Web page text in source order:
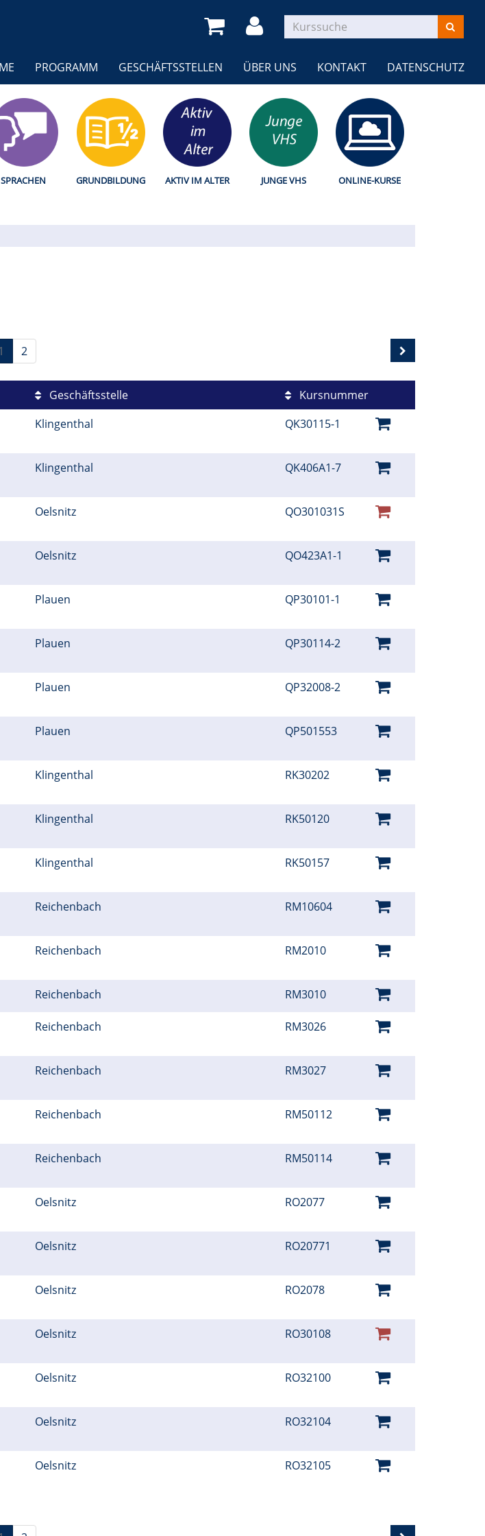
PROGRAMM GESCHÄFTSSTELLEN ÜBER UNS KONTAKT DATENSCHUTZ
SPRACHEN GRUNDBILDUNG AKTIV IM ALTER JUNGE VHS ONLINE-KURSE
2
Geschäftsstelle
Kursnummer
Klingenthal QK30115-1
Klingenthal QK406A1-7
Oelsnitz QO301031S
Oelsnitz QO423A1-1
Plauen QP30101-1
Plauen QP30114-2
Plauen QP32008-2
Plauen QP501553
Klingenthal RK30202
Klingenthal RK50120
Klingenthal RK50157
Reichenbach RM10604
Reichenbach RM2010
Reichenbach RM3010
Reichenbach RM3026
Reichenbach RM3027
Reichenbach RM50112
Reichenbach RM50114
Oelsnitz RO2077
Oelsnitz RO20771
Oelsnitz RO2078
Oelsnitz RO30108
Oelsnitz RO32100
Oelsnitz RO32104
Oelsnitz RO32105